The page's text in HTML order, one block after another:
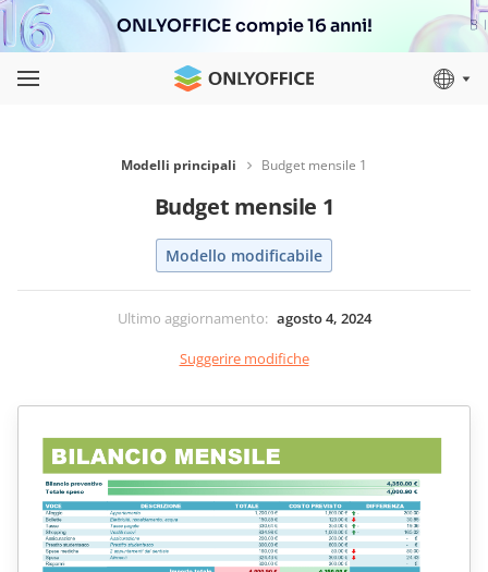
ONLYOFFICE compie 16 anni!
Modelli principali Budget mensile 1
Budget mensile 1
Modello modificabile
Ultimo aggiornamento: agosto 4, 2024
Suggerire modifiche